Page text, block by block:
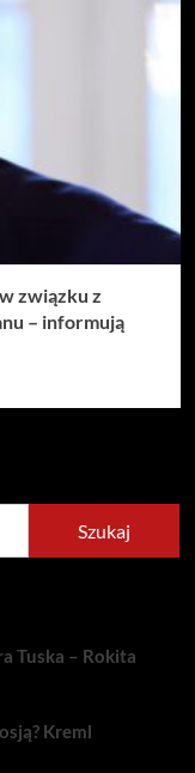
związku z
– informują
Szukaj
Tuska – Rokita
Kreml